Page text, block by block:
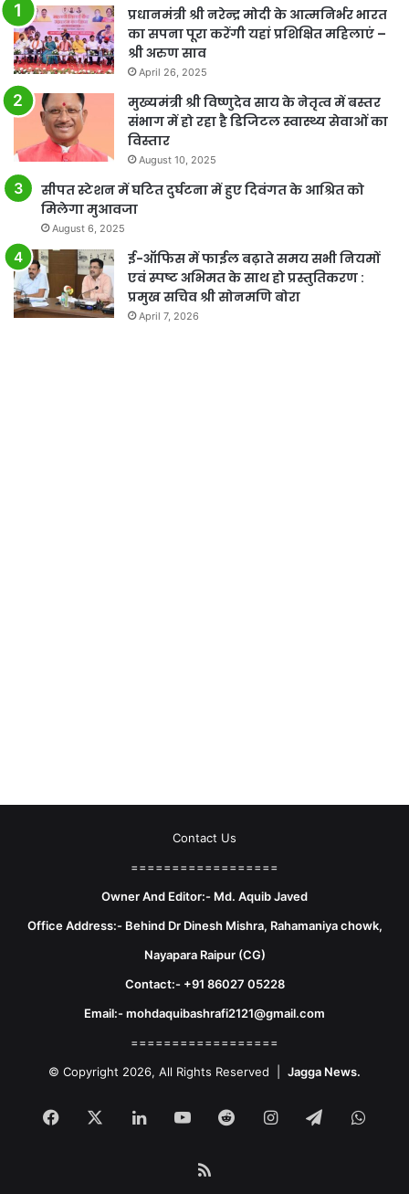
प्रधानमंत्री श्री नरेन्द्र मोदी के आत्मनिर्भर भारत
का सपना पूरा करेंगी यहां प्रशिक्षित महिलाएं –
श्री अरुण साव
April 26, 2025
मुख्यमंत्री श्री विष्णुदेव साय के नेतृत्व में बस्तर
संभाग में हो रहा है डिजिटल स्वास्थ्य सेवाओं का
विस्तार
August 10, 2025
सीपत स्टेशन में घटित दुर्घटना में हुए दिवंगत के आश्रित को
मिलेगा मुआवजा
August 6, 2025
ई-ऑफिस में फाईल बढ़ाते समय सभी नियमों
एवं स्पष्ट अभिमत के साथ हो प्रस्तुतिकरण :
प्रमुख सचिव श्री सोनमणि बोरा
April 7, 2026
Contact Us
==================
Owner And Editor:- Md. Aquib Javed
Office Address:- Behind Dr Dinesh Mishra, Rahamaniya chowk,
Nayapara Raipur (CG)
Contact:- +91 86027 05228
Email:- mohdaquibashrafi2121@gmail.com
==================
© Copyright 2026, All Rights Reserved | Jagga News.
Facebook LinkedInYouTubeRedditInstagram
Telegram
RSS